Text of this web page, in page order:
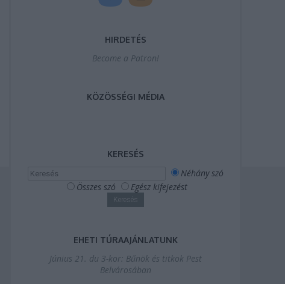
HIRDETÉS
Become a Patron!
KÖZÖSSÉGI MÉDIA
KERESÉS
Néhány szó
Összes szó
Egész kifejezést
EHETI TÚRAAJÁNLATUNK
Június 21. du 3-kor: Bűnök és titkok Pest
Belvárosában